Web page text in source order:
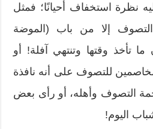
نظرة استخفاف أحيانًا؛ فمثل
التصوف إلا من باب (الموضة
تأخذ وقتها وتنتهي آفلة! أو
للتصوف على أنه نافذة
التصوف وأهله، أو رأى بعض
اليوم!